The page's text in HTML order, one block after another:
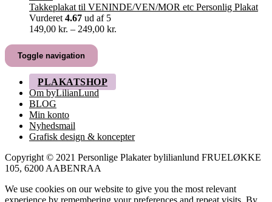
419,00 kr.
Takkeplakat til VENINDE/VEN/MOR etc Personlig Plakat
Vurderet 4.67 ud af 5
149,00 kr. – 249,00 kr.
Toggle navigation
PLAKATSHOP
Om byLilianLund
BLOG
Min konto
Nyhedsmail
Grafisk design & koncepter
Copyright © 2021 Personlige Plakater bylilianlund FRUELØKKE
105, 6200 AABENRAA
We use cookies on our website to give you the most relevant
experience by remembering your preferences and repeat visits. By